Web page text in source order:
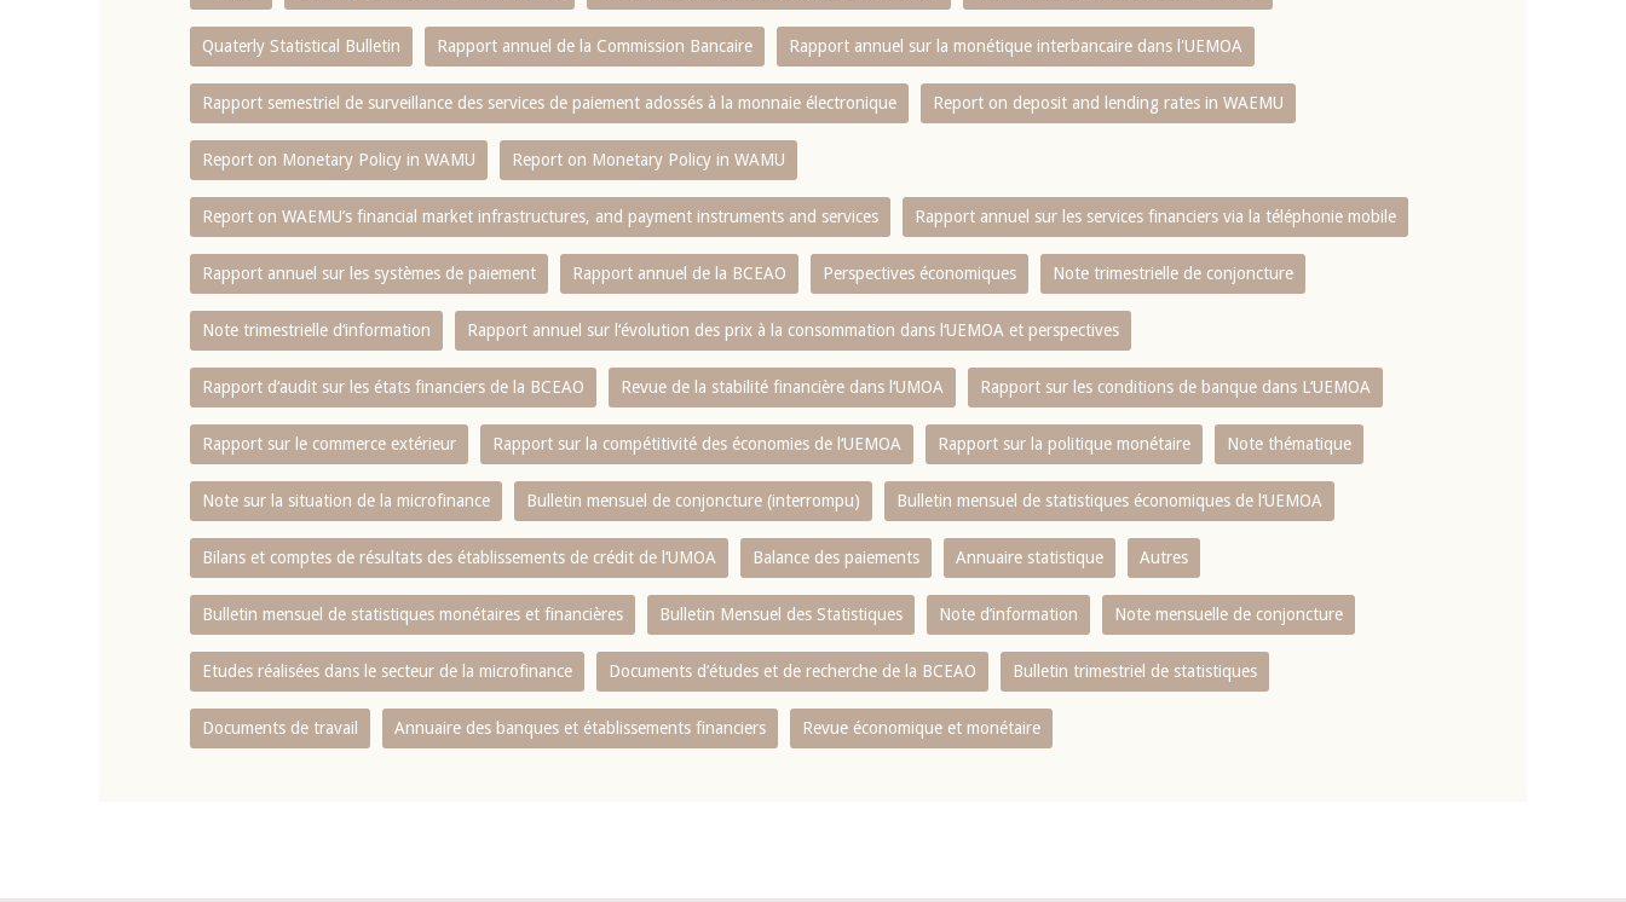
Quaterly Statistical Bulletin Rapport annuel de la Commission Bancaire Rapport annuel sur la monétique interbancaire dans l'UEMOA
Rapport semestriel de surveillance des services de paiement adossés à la monnaie électronique Report on deposit and lending rates in WAEMU
Report on Monetary Policy in WAMU Report on Monetary Policy in WAMU
Report on WAEMU’s financial market infrastructures, and payment instruments and services Rapport annuel sur les services financiers via la téléphonie mobile
Rapport annuel sur les systèmes de paiement Rapport annuel de la BCEAO Perspectives économiques Note trimestrielle de conjoncture
Note trimestrielle d‘information Rapport annuel sur l‘évolution des prix à la consommation dans l‘UEMOA et perspectives
Rapport d‘audit sur les états financiers de la BCEAO Revue de la stabilité financière dans l‘UMOA Rapport sur les conditions de banque dans L‘UEMOA
Rapport sur le commerce extérieur Rapport sur la compétitivité des économies de l‘UEMOA Rapport sur la politique monétaire Note thématique
Note sur la situation de la microfinance Bulletin mensuel de conjoncture (interrompu) Bulletin mensuel de statistiques économiques de l‘UEMOA
Bilans et comptes de résultats des établissements de crédit de l‘UMOA Balance des paiements Annuaire statistique Autres
Bulletin mensuel de statistiques monétaires et financières Bulletin Mensuel des Statistiques Note d’information Note mensuelle de conjoncture
Etudes réalisées dans le secteur de la microfinance Documents d’études et de recherche de la BCEAO Bulletin trimestriel de statistiques
Documents de travail Annuaire des banques et établissements financiers Revue économique et monétaire